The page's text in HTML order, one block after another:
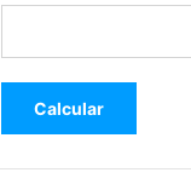
Calcular